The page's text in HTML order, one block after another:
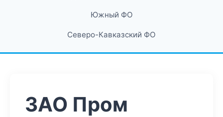
Южный ФО
Северо-Кавказский ФО
ЗАО Пром